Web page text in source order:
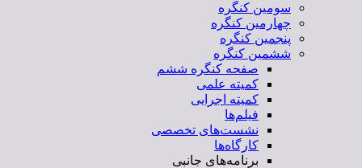
سومین کنگره
چهارمین کنگره
پنجمین کنگره
ششمین کنگره
صفحه کنگره ششم
کمیته علمی
کمیته اجرایی
فیلم‌ها
نشست‌های تخصصی
کارگاه‌ها
برنامه‌های جانبی